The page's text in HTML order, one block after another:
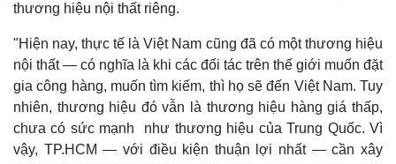
Thế giới
Quan sát
Cuộc sống đó đây
Multimedia
Video
Ảnh
thương hiệu nội thất riêng.
"Hiện nay, thực tế là Việt Nam cũng đã có một thương hiệu
nội thất — có nghĩa là khi các đối tác trên thế giới muốn đặt
gia công hàng, muốn tìm kiếm, thì họ sẽ đến Việt Nam. Tuy
nhiên, thương hiệu đó vẫn là thương hiệu hàng giá thấp,
chưa có sức mạnh như thương hiệu của Trung Quốc. Vì
vậy, TP.HCM — với điều kiện thuận lợi nhất — cần xây